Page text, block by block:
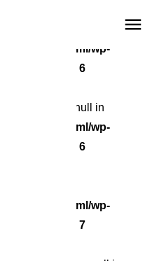
menu
public_html/wp-
6
"cat_ID" on null in
public_html/wp-
6
in
public_html/wp-
7